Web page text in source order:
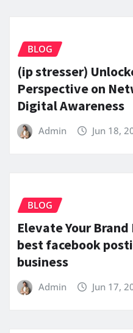
BLOG
(ip stresser)
Perspective on
Digital Awareness
Admin Jun 18,
BLOG
Elevate Your
best facebook
business
Admin Jun 17,